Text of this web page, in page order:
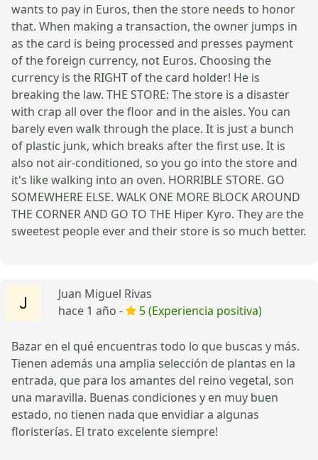
wants to pay in Euros, then the store needs to honor
that. When making a transaction, the owner jumps in
as the card is being processed and presses payment
of the foreign currency, not Euros. Choosing the
currency is the RIGHT of the card holder! He is
breaking the law. THE STORE: The store is a disaster
with crap all over the floor and in the aisles. You can
barely even walk through the place. It is just a bunch
of plastic junk, which breaks after the first use. It is
also not air-conditioned, so you go into the store and
it's like walking into an oven. HORRIBLE STORE. GO
SOMEWHERE ELSE. WALK ONE MORE BLOCK AROUND
THE CORNER AND GO TO THE Hiper Kyro. They are the
sweetest people ever and their store is so much better.
Juan Miguel Rivas
hace 1 año -
5 (Experiencia positiva)
Bazar en el qué encuentras todo lo que buscas y más.
Tienen además una amplia selección de plantas en la
entrada, que para los amantes del reino vegetal, son
una maravilla. Buenas condiciones y en muy buen
estado, no tienen nada que envidiar a algunas
floristerías. El trato excelente siempre!